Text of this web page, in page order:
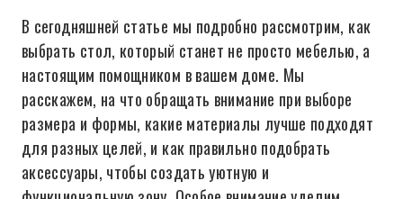
В сегодняшней статье мы подробно рассмотрим, как
выбрать стол, который станет не просто мебелью, а
настоящим помощником в вашем доме. Мы
расскажем, на что обращать внимание при выборе
размера и формы, какие материалы лучше подходят
для разных целей, и как правильно подобрать
аксессуары, чтобы создать уютную и